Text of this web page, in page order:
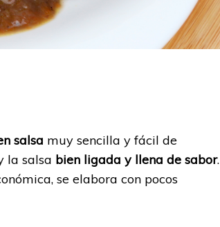
salsa muy sencilla y fácil de
la salsa bien ligada y llena de sabor.
se elabora con pocos